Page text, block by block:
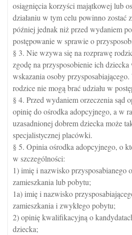
osiągnięcia korzyści majątkowej lub
działaniu w tym celu powinno zostać
później jednak niż przed wydaniem
postępowanie w sprawie o
§ 3. Nie wzywa się na rozprawę
zgodę na przysposobienie ich dziecka
wskazania osoby
rodzice nie mogą brać udziału w
§ 4. Przed wydaniem orzeczenia sąd
opinię do ośrodka adopcyjnego, a w
uzasadnionej dobrem dziecka może
specjalistycznej placówki.
§ 5. Opinia ośrodka adopcyjnego, o
w szczególności:
1) imię i nazwisko przysposabianego
zamieszkania lub pobytu;
1a) imię i nazwisko
zamieszkania i zwykłego pobytu;
2) opinię kwalifikacyjną o
dziecka;